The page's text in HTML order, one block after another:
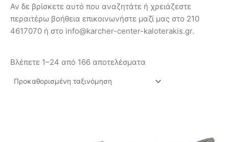
ΥΠΗΡΕΣΙΕΣ-ΝΕΑ-ΛΥΣΕΙΣ
Αν δε βρίσκετε αυτό που αναζητάτε ή χρειάζεστε
περαιτέρω βοήθεια επικοινωνήστε μαζί μας στο 210
4617070 ή στο info@karcher-center-kaloterakis.gr.
Βλέπετε 1–24 από 166 αποτελέσματα